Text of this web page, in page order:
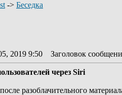
-> Беседка
2019 9:50 Заголовок
через Siri
разоблачительного